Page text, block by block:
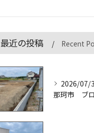
最近の投稿 Recent
2026/07/
那珂市 ブ